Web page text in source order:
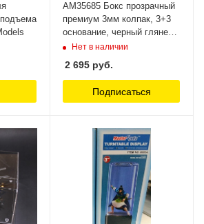
подъема
AM35685 Бокс прозрачный
премиум 3мм колпак, 3+3
основание, черный глянец
(табличка в комплекте)
Нет в наличии
2 695 руб.
Подписаться